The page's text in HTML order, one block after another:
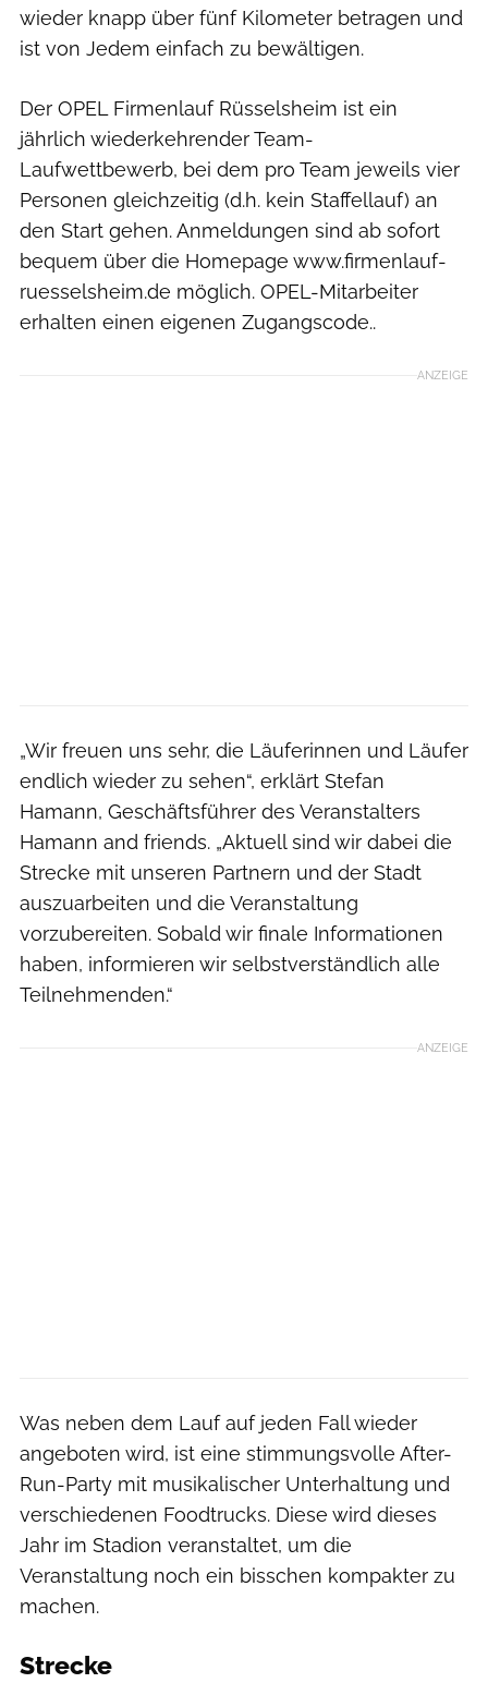
wieder knapp über fünf Kilometer betragen und
ist von Jedem einfach zu bewältigen.
Der OPEL Firmenlauf Rüsselsheim ist ein
jährlich wiederkehrender Team-
Laufwettbewerb, bei dem pro Team jeweils vier
Personen gleichzeitig (d.h. kein Staffellauf) an
den Start gehen. Anmeldungen sind ab sofort
bequem über die Homepage www.firmenlauf-
ruesselsheim.de möglich. OPEL-Mitarbeiter
erhalten einen eigenen Zugangscode..
ANZEIGE
„Wir freuen uns sehr, die Läuferinnen und Läufer
endlich wieder zu sehen“, erklärt Stefan
Hamann, Geschäftsführer des Veranstalters
Hamann and friends. „Aktuell sind wir dabei die
Strecke mit unseren Partnern und der Stadt
auszuarbeiten und die Veranstaltung
vorzubereiten. Sobald wir finale Informationen
haben, informieren wir selbstverständlich alle
Teilnehmenden.“
ANZEIGE
Was neben dem Lauf auf jeden Fall wieder
angeboten wird, ist eine stimmungsvolle After-
Run-Party mit musikalischer Unterhaltung und
verschiedenen Foodtrucks. Diese wird dieses
Jahr im Stadion veranstaltet, um die
Veranstaltung noch ein bisschen kompakter zu
machen.
Strecke